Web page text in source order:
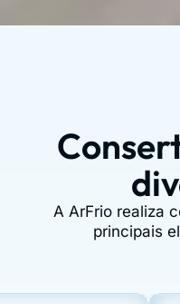
A ArFrio realiza
principais